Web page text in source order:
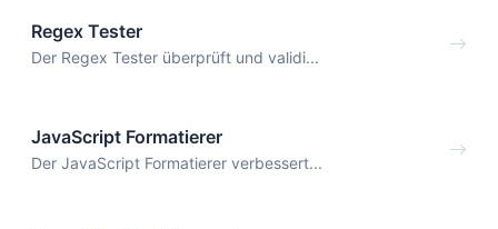
Regex Tester
Der Regex Tester überprüft und validi...
JavaScript Formatierer
Der JavaScript Formatierer verbessert...